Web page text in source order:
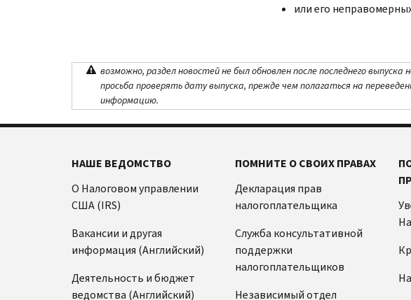
или его
возможно, раздел новостей не был обновлен после последнего выпуска
просьба проверять дату выпуска, прежде чем полагаться на
информацию.
НАШЕ ВЕДОМСТВО
О Налоговом управлении
США (IRS)
Вакансии и другая
информация (Английский)
Деятельность и бюджет
ведомства (Английский)
ПОМНИТЕ О СВОИХ ПРАВАХ
Декларация прав
налогоплательщика
Служба консультативной
поддержки
налогоплательщиков
Независимый отдел